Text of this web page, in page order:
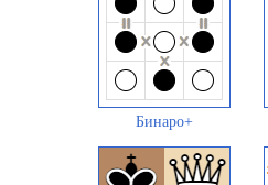
Бинаро+